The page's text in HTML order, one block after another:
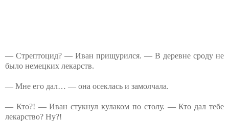
— Стрептоцид? — Иван прищурился. — В деревне сроду не
было немецких лекарств.
— Мне его дал… — она осеклась и замолчала.
— Кто?! — Иван стукнул кулаком по столу. — Кто дал тебе
лекарство? Ну?!